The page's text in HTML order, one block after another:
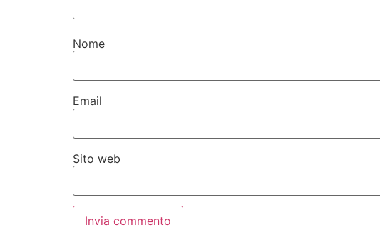
Nome
Email
Sito web